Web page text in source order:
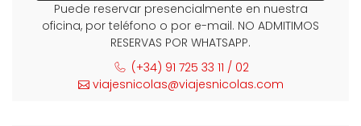
Puede reservar presencialmente en nuestra
oficina, por teléfono o por e-mail. NO ADMITIMOS
RESERVAS POR WHATSAPP.
(+34) 91 725 33 11 / 02
viajesnicolas@viajesnicolas.com